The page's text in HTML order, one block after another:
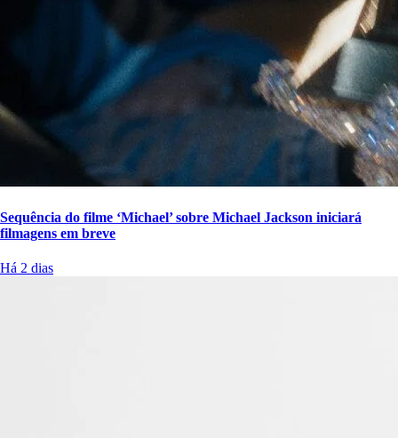
Sequência do filme ‘Michael’ sobre Michael Jackson iniciará
filmagens em breve
Há 2 dias